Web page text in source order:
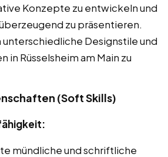
Konzepte zu entwickeln und
zu präsentieren.
unterschiedliche Designstile und
in Rüsselsheim am Main zu
(Soft Skills)
mündliche und schriftliche